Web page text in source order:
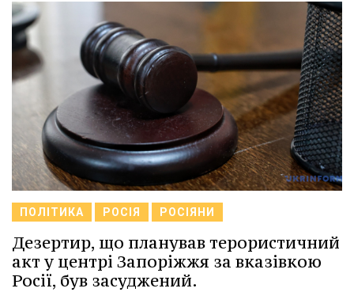
ПОЛІТИКА РОСІЯ РОСІЯНИ
Дезертир, що планував терористичний
акт у центрі Запоріжжя за вказівкою
Росії, був засуджений.